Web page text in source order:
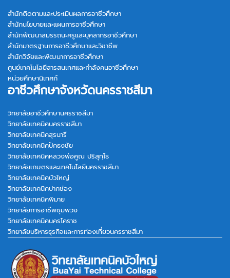
สำนักติดตามและประเมินผลการอาชีวศึกษา
สำนักนโยบายและแผนการอาชีวศึกษา
สำนักพัฒนาสมรรถนะครูและบุคลากรอาชีวศึกษา
สำนักมาตรฐานการอาชีวศึกษาและวิชาชีพ
สำนักวิจัยและพัฒนาการอาชีวศึกษา
ศูนย์เทคโนโลยีสารสนเทศและกำลังคนอาชีวศึกษา
หน่วยศึกษานิเทศก์
อาชีวศึกษาจังหวัดนครราชสีมา
วิทยาลัยอาชีวศึกษานครราชสีมา
วิทยาลัยเทคนิคนครราชสีมา
วิทยาลัยเทคนิคสุรนารี
วิทยาลัยเทคนิคปักธงชัย
วิทยาลัยเทคนิคหลวงพ่อคูณ ปริสุทฺโธ
วิทยาลัยเกษตรและเทคโนโลยีนครราชสีมา
วิทยาลัยเทคนิคบัวใหญ่
วิทยาลัยเทคนิคปากช่อง
วิทยาลัยเทคนิคพิมาย
วิทยาลัยการอาชีพชุมพวง
วิทยาลัยเทคนิคนครโคราช
วิทยาลัยบริหารธุรกิจและการท่องเที่ยวนครราชสีมา